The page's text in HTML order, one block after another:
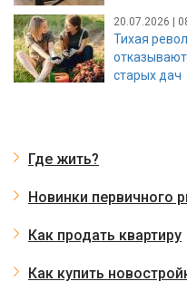
20.07.2026 |
Тихая
старых дач
Где жить?
Новинки первичного
Как продать квартиру
Как купить